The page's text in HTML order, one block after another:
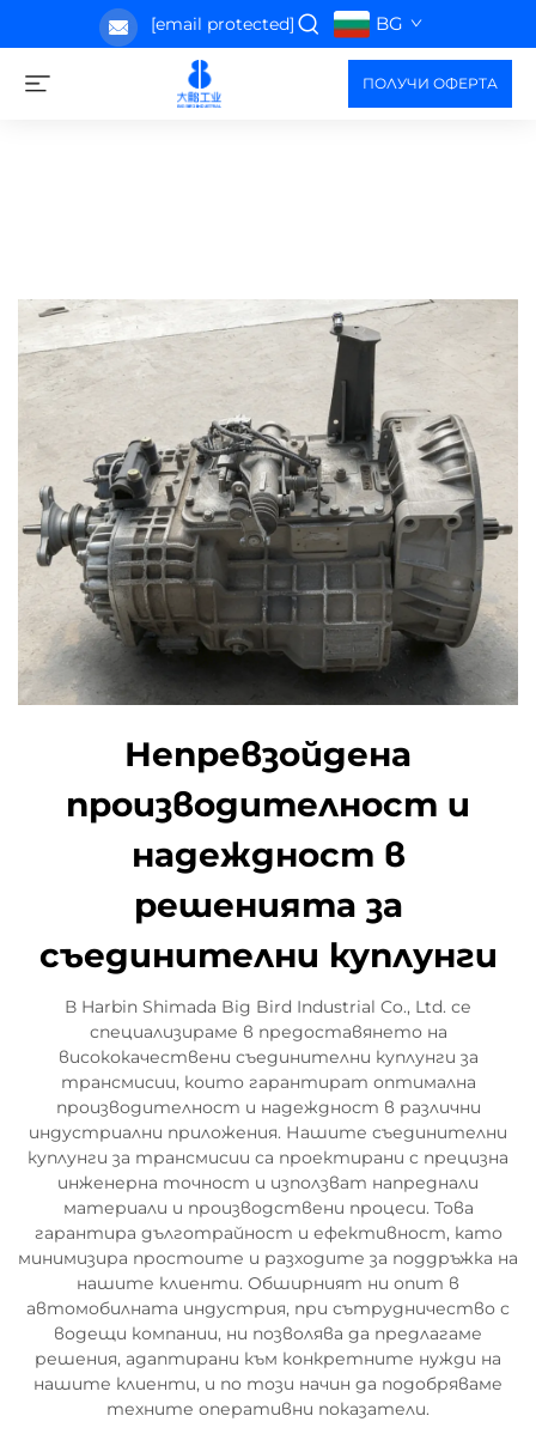
[email protected] BG
ПОЛУЧИ ОФЕРТА
Непревзойдена
производителност и
надеждност в
решенията за
съединителни куплунги
В Harbin Shimada Big Bird Industrial Co., Ltd. се
специализираме в предоставянето на
висококачествени съединителни куплунги за
трансмисии, които гарантират оптимална
производителност и надеждност в различни
индустриални приложения. Нашите съединителни
куплунги за трансмисии са проектирани с прецизна
инженерна точност и използват напреднали
материали и производствени процеси. Това
гарантира дълготрайност и ефективност, като
минимизира простоите и разходите за поддръжка на
нашите клиенти. Обширният ни опит в
автомобилната индустрия, при сътрудничество с
водещи компании, ни позволява да предлагаме
решения, адаптирани към конкретните нужди на
нашите клиенти, и по този начин да подобряваме
техните оперативни показатели.